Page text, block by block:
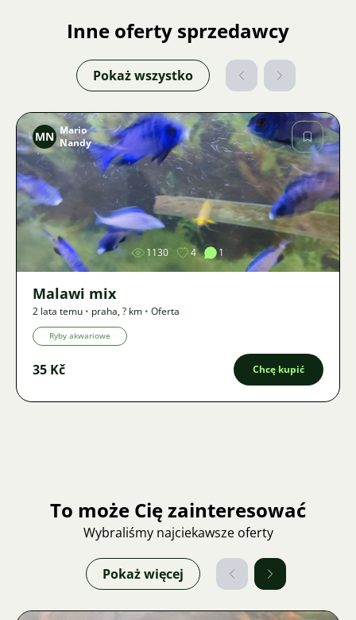
Inne oferty sprzedawcy
Pokaż wszystko
Zdjęcie
MN Mario
Nandy
1130 4 1
Malawi mix
2 lata temu • praha,? km • Oferta
Ryby akwariowe
35 Kč Chcę kupić
To może Cię zainteresować
Wybraliśmy najciekawsze oferty
Pokaż więcej